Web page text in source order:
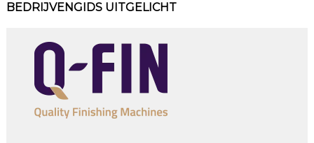
BEDRIJVENGIDS UITGELICHT